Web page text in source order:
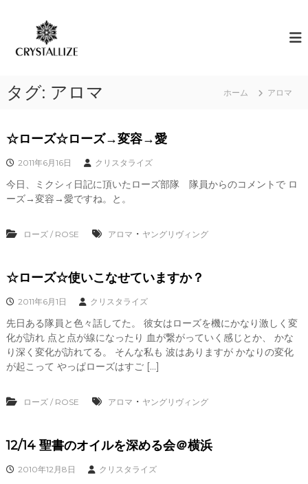
ス
プ
感
放
ク
リ
ス
ラ
ズ
を
S
A
L
I
E
化
し
、
あ
な
た
ら
輝
創
造
的
タグ: アロマ ホーム アロマ
☆ローズ☆ローズ→変容→愛
2011年6月16日 クリスタライズ
今日、ミクシィ日記に頂いたローズ部隊 隊員からのコメントで ロ
ーズ→変容→愛ですね。と。
ローズ / ROSE アロマ ・ ヤングリヴィング
☆ローズ☆使いこなせていますか？
2011年6月1日 クリスタライズ
先日ある隊員と色々話してた。 彼女はローズを機にかなり激しく変
化が訪れ 点と点が線になったり 血が繋がっていく感じとか、 かな
り深く変化が訪れてる。 そんな私も 波はありますが かなりの変化
が起こって やっぱローズはすご […]
ローズ / ROSE アロマ ・ ヤングリヴィング
12/14 聖書のオイルを深める会＠横浜
2010年12月8日 クリスタライズ